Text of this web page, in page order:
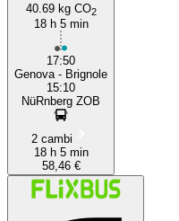
40.69 kg CO2
18 h 5 min
17:50
Genova - Brignole
15:10
NüRnberg ZOB
2 cambi
18 h 5 min
58,46 €